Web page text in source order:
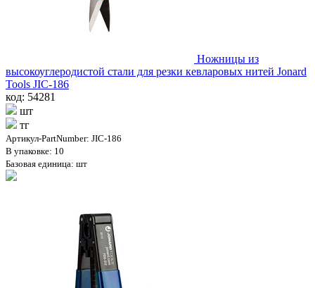
Ножницы из
высокоуглеродистой стали для резки кевларовых нитей Jonard
Tools JIC-186
код: 54281
шт
тг
Артикул-PartNumber: JIC-186
В упаковке: 10
Базовая единица: шт